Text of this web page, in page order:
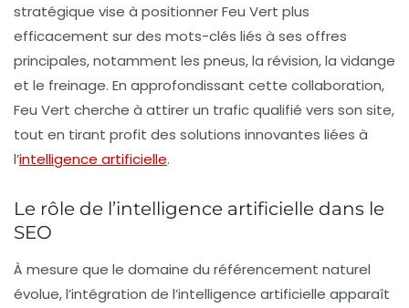
stratégique vise à positionner Feu Vert plus
efficacement sur des mots-clés liés à ses offres
principales, notamment les pneus, la révision, la vidange
et le freinage. En approfondissant cette collaboration,
Feu Vert cherche à attirer un trafic qualifié vers son site,
tout en tirant profit des solutions innovantes liées à
l’intelligence artificielle.
Le rôle de l’intelligence artificielle dans le
SEO
À mesure que le domaine du référencement naturel
évolue, l’intégration de l’intelligence artificielle apparaît